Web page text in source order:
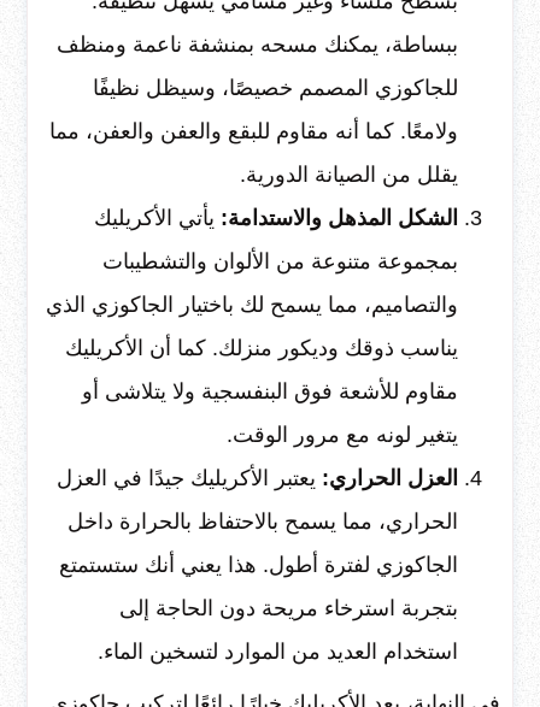
ببساطة، يمكنك مسحه بمنشفة ناعمة ومنظف
للجاكوزي المصمم خصيصًا، وسيظل نظيفًا
ولامعًا. كما أنه مقاوم للبقع والعفن والعفن، مما
يقلل من الصيانة الدورية.
الشكل المذهل والاستدامة: يأتي الأكريليك
بمجموعة متنوعة من الألوان والتشطيبات
والتصاميم، مما يسمح لك باختيار الجاكوزي الذي
يناسب ذوقك وديكور منزلك. كما أن الأكريليك
مقاوم للأشعة فوق البنفسجية ولا يتلاشى أو
يتغير لونه مع مرور الوقت.
العزل الحراري: يعتبر الأكريليك جيدًا في العزل
الحراري، مما يسمح بالاحتفاظ بالحرارة داخل
الجاكوزي لفترة أطول. هذا يعني أنك ستستمتع
بتجربة استرخاء مريحة دون الحاجة إلى
استخدام العديد من الموارد لتسخين الماء.